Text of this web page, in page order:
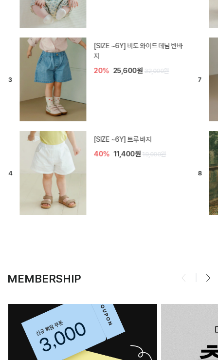
[SIZE ~6Y] 라핀 카프리 팬츠
30%
엘로디 니트 아기 바지
30% 14,000원 20,000원
MEMBERSHIP